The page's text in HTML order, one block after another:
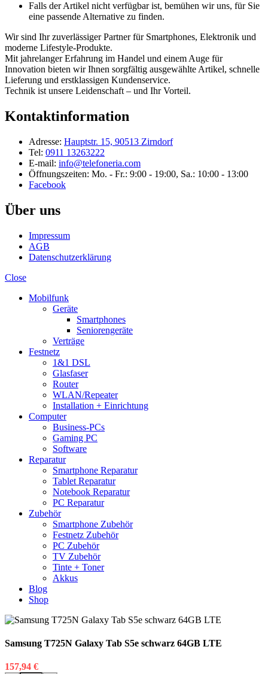
Falls der Artikel nicht verfügbar ist, bemühen wir uns, für Sie
eine passende Alternative zu finden.
Wir sind Ihr zuverlässiger Partner für Smartphones, Elektronik und
moderne Lifestyle-Produkte.
Mit jahrelanger Erfahrung im Handel und einem Auge für
Innovation bieten wir Ihnen sorgfältig ausgewählte Artikel, schnelle
Lieferung und erstklassigen Kundenservice.
Technik ist unsere Leidenschaft – und Ihr Vorteil.
Kontaktinformation
Adresse: Hauptstr. 15, 90513 Zirndorf
Tel: 0911 13263222
E-mail: info@telefoneria.com
Öffnungszeiten: Mo. - Fr.: 9:00 - 19:00, Sa.: 10:00 - 13:00
Facebook
Über uns
Impressum
AGB
Datenschutzerklärung
Close
Mobilfunk
Geräte
Smartphones
Seniorengeräte
Verträge
Festnetz
1&1 DSL
Glasfaser
Router
WLAN/Repeater
Installation + Einrichtung
Computer
Business-PCs
Gaming PC
Software
Reparatur
Smartphone Reparatur
Tablet Reparatur
Notebook Reparatur
PC Reparatur
Zubehör
Smartphone Zubehör
Festnetz Zubehör
PC Zubehör
TV Zubehör
Tinte + Toner
Akkus
Blog
Shop
Samsung T725N Galaxy Tab S5e schwarz 64GB LTE
157,94 €